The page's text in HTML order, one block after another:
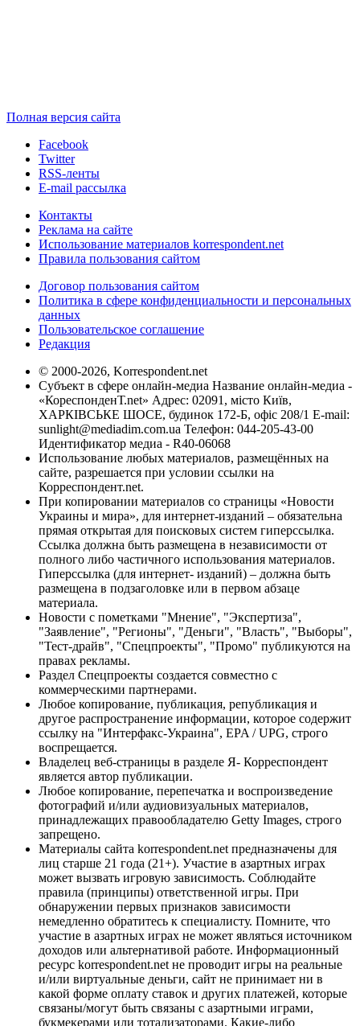
Полная версия сайта
Facebook
Twitter
RSS-ленты
E-mail рассылка
Контакты
Реклама на сайте
Использование материалов korrespondent.net
Правила пользования сайтом
Договор пользования сайтом
Политика в сфере конфиденциальности и персональных
данных
Пользовательское соглашение
Редакция
© 2000-2026, Korrespondent.net
Субъект в сфере онлайн-медиа Название онлайн-медиа -
«КореспонденТ.net» Адрес: 02091, місто Київ,
ХАРКІВСЬКЕ ШОСЕ, будинок 172-Б, офіс 208/1 E-mail:
sunlight@mediadim.com.ua Телефон: 044-205-43-00
Идентификатор медиа - R40-06068
Использование любых материалов, размещённых на
сайте, разрешается при условии ссылки на
Корреспондент.net.
При копировании материалов со страницы «Новости
Украины и мира», для интернет-изданий – обязательна
прямая открытая для поисковых систем гиперссылка.
Ссылка должна быть размещена в независимости от
полного либо частичного использования материалов.
Гиперссылка (для интернет- изданий) – должна быть
размещена в подзаголовке или в первом абзаце
материала.
Новости с пометками "Мнение", "Экспертиза",
"Заявление", "Регионы", "Деньги", "Власть", "Выборы",
"Тест-драйв", "Спецпроекты", "Промо" публикуются на
правах рекламы.
Раздел Спецпроекты создается совместно с
коммерческими партнерами.
Любое копирование, публикация, републикация и
другое распространение информации, которое содержит
ссылку на "Интерфакс-Украина", EPA / UPG, строго
воспрещается.
Владелец веб-страницы в разделе Я- Корреспондент
является автор публикации.
Любое копирование, перепечатка и воспроизведение
фотографий и/или аудиовизуальных материалов,
принадлежащих правообладателю Getty Images, строго
запрещено.
Материалы сайта korrespondent.net предназначены для
лиц старше 21 года (21+). Участие в азартных играх
может вызвать игровую зависимость. Соблюдайте
правила (принципы) ответственной игры. При
обнаружении первых признаков зависимости
немедленно обратитесь к специалисту. Помните, что
участие в азартных играх не может являться источником
доходов или альтернативой работе. Информационный
ресурс korrespondent.net не проводит игры на реальные
и/или виртуальные деньги, сайт не принимает ни в
какой форме оплату ставок и других платежей, которые
связаны/могут быть связаны с азартными играми,
букмекерами или тотализаторами. Какие-либо